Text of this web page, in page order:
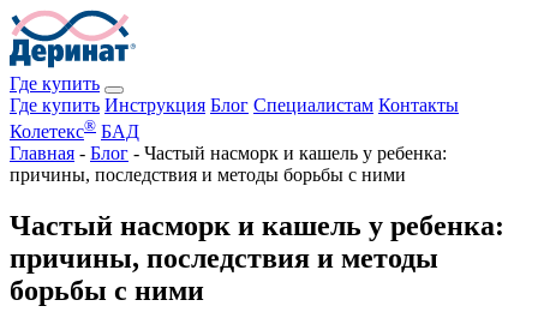
Где купить
Где купить Инструкция Блог Специалистам Контакты
Колетекс® БАД
Главная - Блог - Частый насморк и кашель у ребенка:
причины, последствия и методы борьбы с ними
Частый насморк и кашель у ребенка:
причины, последствия и методы
борьбы с ними